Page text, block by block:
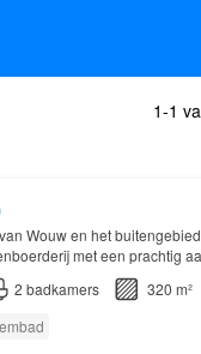
1-1
Wouw en het
met een prachtig
en een prachtig
2 badkamers
320 m²